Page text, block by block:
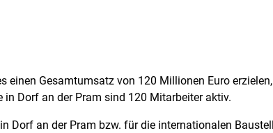
einen Gesamtumsatz von 120 Millionen Euro
Dorf an der Pram sind 120 Mitarbeiter aktiv.
Dorf an der Pram bzw. für die internationalen